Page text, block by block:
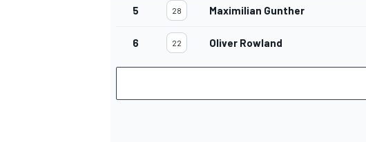
5 28 Maximilian Gunther
6 22 Oliver Rowland